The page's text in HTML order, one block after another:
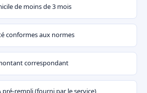
de moins de 3 mois
conformes aux normes
correspondant
pré-rempli (fourni par le service)